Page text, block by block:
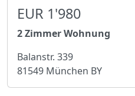
EUR 1'980
2 Zimmer Wohnung
Balanstr. 339
81549 München BY